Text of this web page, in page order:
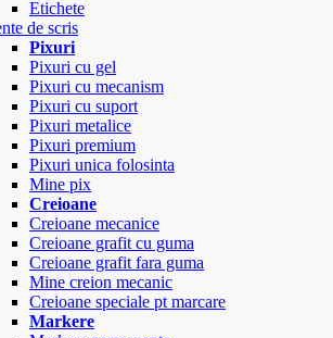
Etichete
de scris
Pixuri
Pixuri cu gel
Pixuri cu mecanism
Pixuri cu suport
Pixuri metalice
Pixuri premium
Pixuri unica folosinta
Mine pix
Creioane
Creioane mecanice
Creioane grafit cu guma
Creioane grafit fara guma
Mine creion mecanic
Creioane speciale pt marcare
Markere